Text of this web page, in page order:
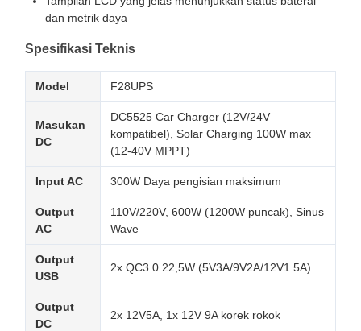
dan metrik daya
Spesifikasi Teknis
Model F28UPS
Masukan
DC
DC5525 Car Charger (12V/24V
kompatibel), Solar Charging 100W max
(12-40V MPPT)
Input AC 300W Daya pengisian maksimum
Output
AC
110V/220V, 600W (1200W puncak), Sinus
Wave
Output
USB
2x QC3.0 22,5W (5V3A/9V2A/12V1.5A)
Output
DC
2x 12V5A, 1x 12V 9A korek rokok